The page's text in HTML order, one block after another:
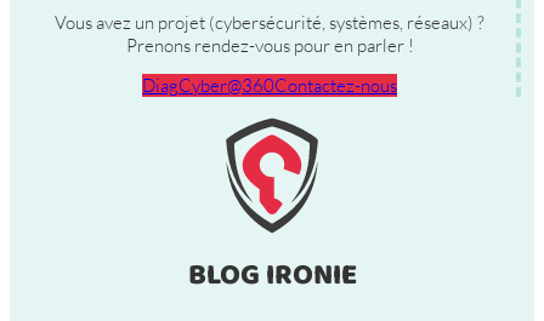
Vous avez un projet (cybersécurité, systèmes, réseaux) ?
Prenons rendez-vous pour en parler !
DiagCyber@360Contactez-nous
BLOG IRONIE